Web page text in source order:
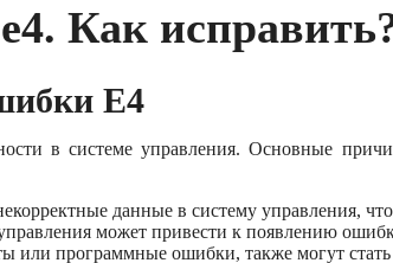
Как
E4
в системе управления. Основные
данные в систему управления,
может привести к появлению
или программные ошибки, также могут